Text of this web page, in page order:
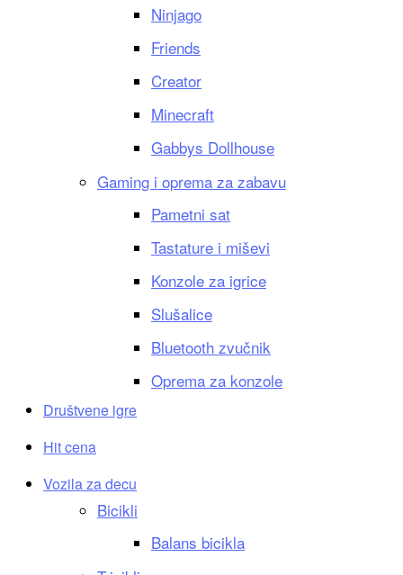
Ninjago
Friends
Creator
Minecraft
Gabbys Dollhouse
Gaming i oprema za zabavu
Pametni sat
Tastature i miševi
Konzole za igrice
Slušalice
Bluetooth zvučnik
Oprema za konzole
Društvene igre
Hit cena
Vozila za decu
Bicikli
Balans bicikla